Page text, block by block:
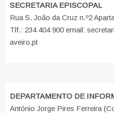
SECRETARIA EPISCOPAL
Rua S. João da Cruz n.º2
Tlf.: 234 404 900 email:
aveiro.pt
DEPARTAMENTO DE
António Jorge Pires Ferreira